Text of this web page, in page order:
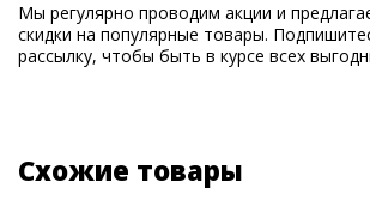
Мы регулярно проводим акции и
скидки на популярные товары.
рассылку, чтобы быть в курсе всех
Схожие товары